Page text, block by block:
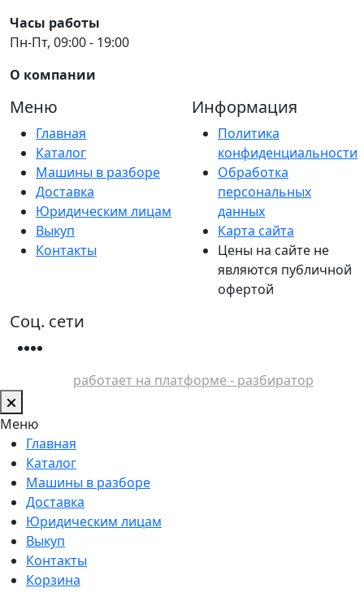
Часы работы
Пн-Пт, 09:00 - 19:00
О компании
Меню
Главная
Каталог
Машины в разборе
Доставка
Юридическим лицам
Выкуп
Контакты
Информация
Политика
конфиденциальности
Обработка
персональных
данных
Карта сайта
Цены на сайте не
являются публичной
офертой
Соц. сети
работает на платформе - разбиратор
Меню
Главная
Каталог
Машины в разборе
Доставка
Юридическим лицам
Выкуп
Контакты
Корзина